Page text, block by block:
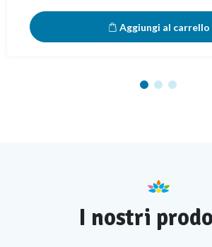
Aggiungi al carrello
I nostri